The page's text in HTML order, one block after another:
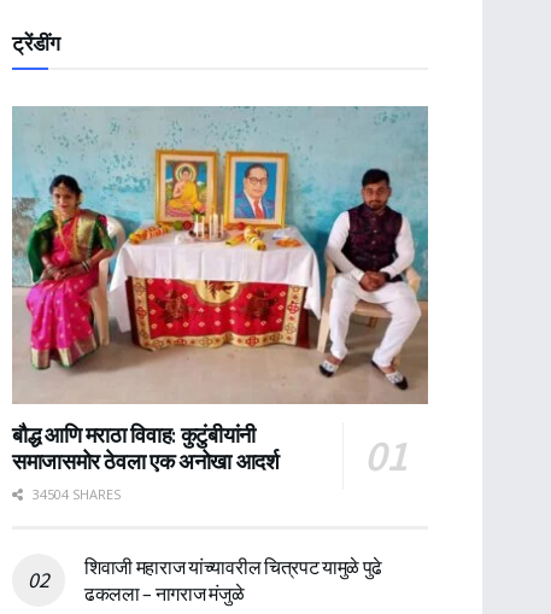
ट्रेंडींग
बौद्ध आणि मराठा विवाह: कुटुंबीयांनी
समाजासमोर ठेवला एक अनोखा आदर्श
34504 SHARES
शिवाजी महाराज यांच्यावरील चित्रपट यामुळे पुढे
ढकलला – नागराज मंजुळे